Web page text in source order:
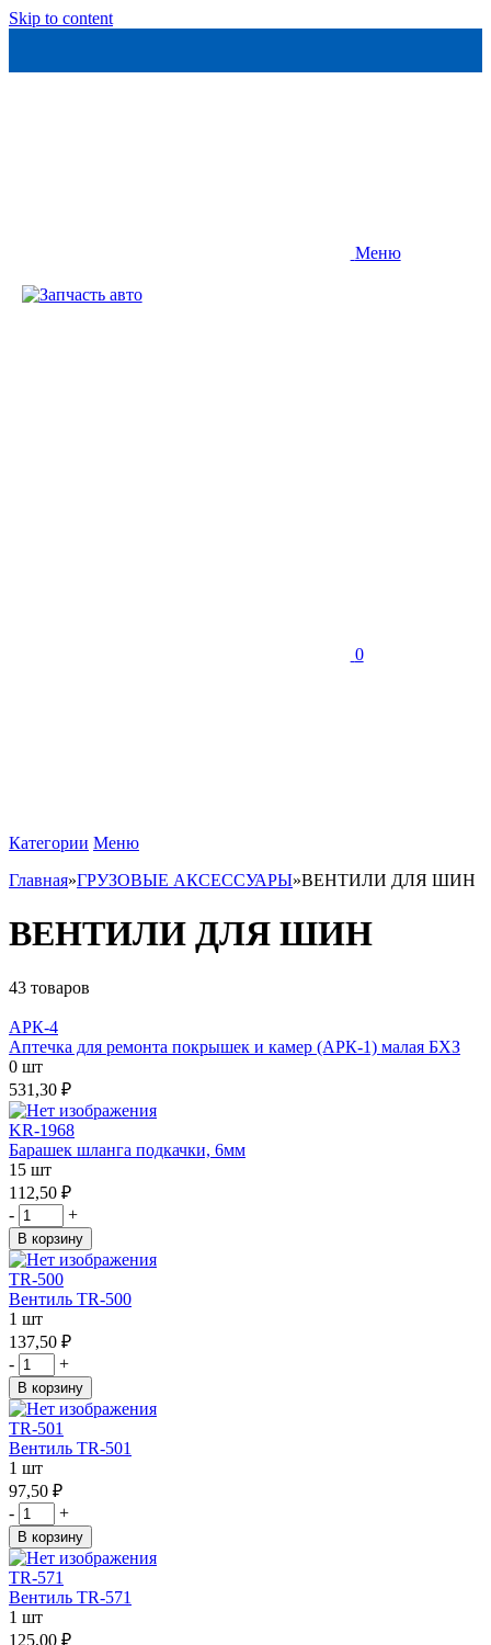
Skip to content
Меню
0
Категории Меню
Главная»ГРУЗОВЫЕ АКСЕССУАРЫ»ВЕНТИЛИ ДЛЯ ШИН
ВЕНТИЛИ ДЛЯ ШИН
43 товаров
АРК-4
Аптечка для ремонта покрышек и камер (АРК-1) малая БХЗ
0 шт
531,30 ₽
KR-1968
Барашек шланга подкачки, 6мм
15 шт
112,50 ₽
-
+
В корзину
TR-500
Вентиль TR-500
1 шт
137,50 ₽
-
+
В корзину
TR-501
Вентиль TR-501
1 шт
97,50 ₽
-
+
В корзину
TR-571
Вентиль TR-571
1 шт
125,00 ₽